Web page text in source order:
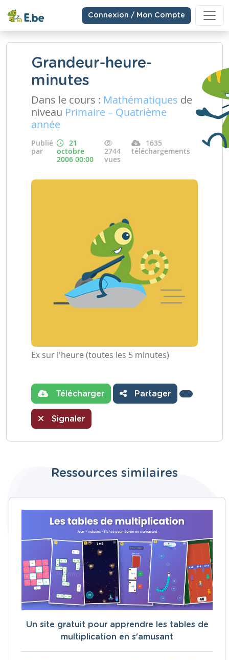
Connexion / Mon Compte
Grandeur-heure-
minutes
Dans le cours : Mathématiques de
niveau Primaire – Quatrième
année
Publié
par
21
octobre
2006 00:00
2744
vues
1635
téléchargements
Ex sur l'heure (toutes les 5 minutes)
Télécharger Partager
Signaler
Ressources similaires
Un site gratuit pour apprendre les tables de
multiplication en s'amusant